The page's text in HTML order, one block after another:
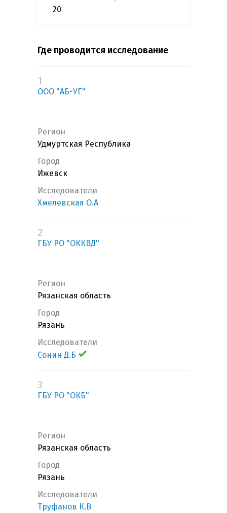
20
Где проводится исследование
1
ООО "АБ-УГ"
Регион
Удмуртская Республика
Город
Ижевск
Исследователи
Хмелевская О.А
2
ГБУ РО "ОККВД"
Регион
Рязанская область
Город
Рязань
Исследователи
Сонин Д.Б
3
ГБУ РО "ОКБ"
Регион
Рязанская область
Город
Рязань
Исследователи
Труфанов К.В